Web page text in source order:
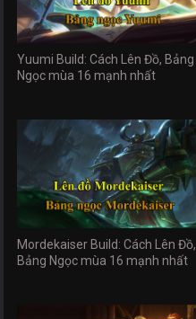
Yuumi Build: Cách Lên Đồ, Bảng
Ngọc mùa 16 mạnh nhất
Mordekaiser Build: Cách Lên Đồ,
Bảng Ngọc mùa 16 mạnh nhất